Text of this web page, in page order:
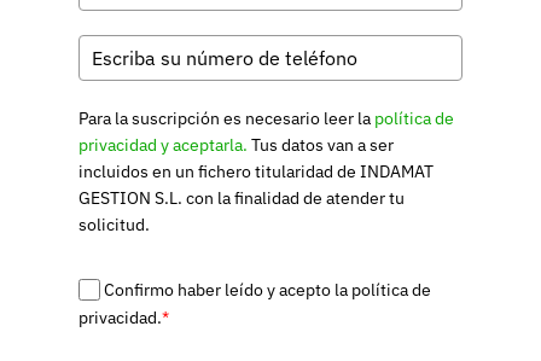
Para la suscripción es necesario leer la política de
privacidad y aceptarla. Tus datos van a ser
incluidos en un fichero titularidad de INDAMAT
GESTION S.L. con la finalidad de atender tu
solicitud.
Confirmo haber leído y acepto la política de
privacidad.*